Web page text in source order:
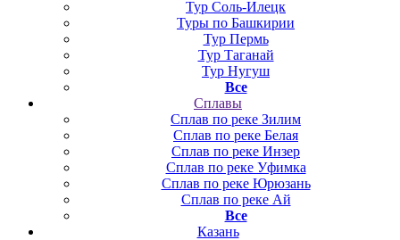
Тур Соль-Илецк
Туры по Башкирии
Тур Пермь
Тур Таганай
Тур Нугуш
Все
Сплавы
Сплав по реке Зилим
Сплав по реке Белая
Сплав по реке Инзер
Сплав по реке Уфимка
Сплав по реке Юрюзань
Сплав по реке Ай
Все
Казань